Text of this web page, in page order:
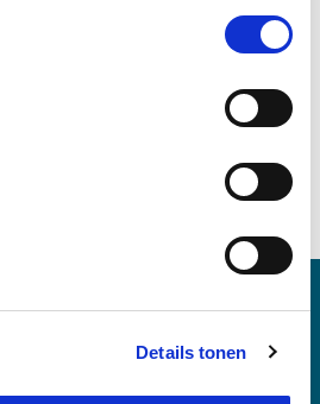
van alle cookies.
Meer over
Details tonen
hergebruik hangt dus af van de
zijn vastgelegd in het
het aantal beschikbare
wijzigen van categorie. Daarom is